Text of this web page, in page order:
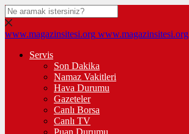
www.magazinsitesi.org www.magazinsitesi.org
Servis
Son Dakika
Namaz Vakitleri
Hava Durumu
Gazeteler
Canlı Borsa
Canlı TV
Puan Durumu